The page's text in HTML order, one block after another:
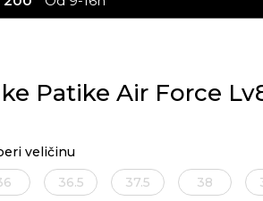
Patike Air Force
veličinu
36.5 37.5 38